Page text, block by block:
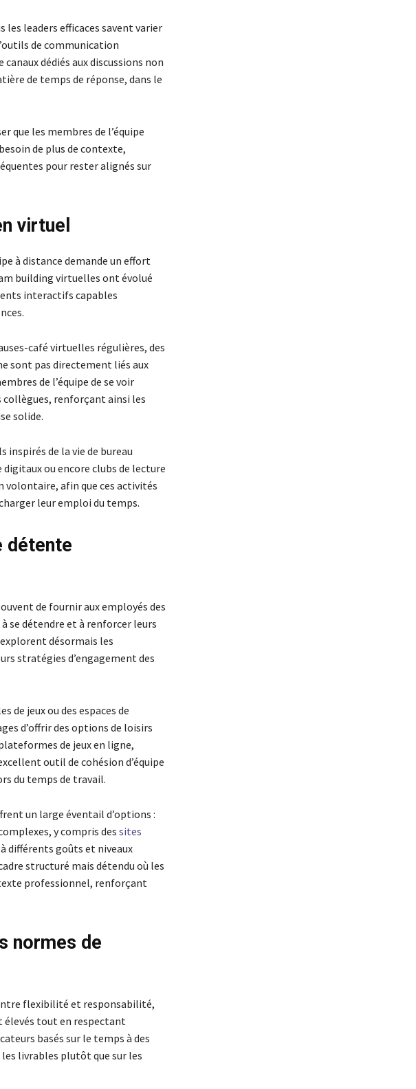
leaders efficaces savent varier
de communication
dédiés aux discussions non
de temps de réponse, dans le
que les membres de l’équipe
de plus de contexte,
pour rester alignés sur
virtuel
à distance demande un effort
building virtuelles ont évolué
interactifs capables
café virtuelles régulières, des
sont pas directement liés aux
de l’équipe de se voir
renforçant ainsi les
solide.
de la vie de bureau
ou encore clubs de lecture
afin que ces activités
leur emploi du temps.
détente
de fournir aux employés des
se détendre et à renforcer leurs
désormais les
stratégies d’engagement des
de jeux ou des espaces de
d’offrir des options de loisirs
de jeux en ligne,
outil de cohésion d’équipe
du temps de travail.
un large éventail d’options :
y compris des sites
différents goûts et niveaux
structuré mais détendu où les
professionnel, renforçant
normes de
flexibilité et responsabilité,
élevés tout en respectant
basés sur le temps à des
livrables plutôt que sur les